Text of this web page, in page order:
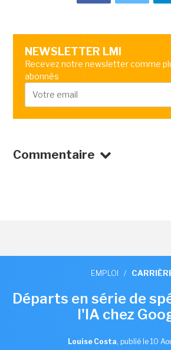
NEWSLETTER LMI
Recevez notre newsletter comme
abonnés
Commentaire
EMPLOI /
Départs en série de
l'IA chez
Louise Costa, publié le 10